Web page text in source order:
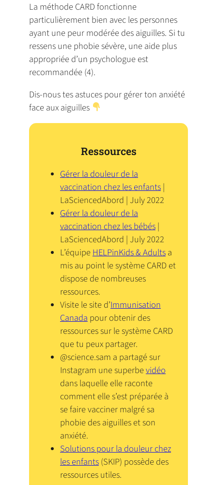
La méthode CARD fonctionne
particulièrement bien avec les personnes
ayant une peur modérée des aiguilles. Si tu
ressens une phobie sévère, une aide plus
appropriée d’un psychologue est
recommandée (4).
Dis-nous tes astuces pour gérer ton anxiété
face aux aiguilles
Ressources
Gérer la douleur de la
vaccination chez les enfants|
LaSciencedAbord | July 2022
Gérer la douleur de la
vaccination chez les bébés|
LaSciencedAbord | July 2022
L’équipeHELPinKids & Adultsa
mis au point le système CARD et
dispose de nombreuses
ressources.
Visite le site d’Immunisation
Canadapour obtenir des
ressources sur le système CARD
que tu peux partager.
@science.sam a partagé sur
Instagram une superbevidéo
dans laquelle elle raconte
comment elle s’est préparée à
se faire vacciner malgré sa
phobie des aiguilles et son
anxiété.
Solutions pour la douleur chez
les enfants(SKIP) possède des
ressources utiles.